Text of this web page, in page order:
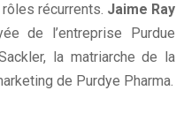
récurrents. Jaime Ray
de l’entreprise Purdue
la matriarche de la
de Purdye Pharma.